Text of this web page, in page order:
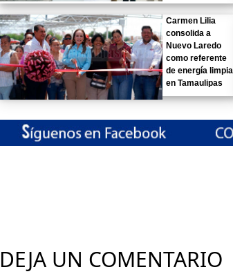
Carmen Lilia
consolida a
Nuevo Laredo
como referente
de energía limpia
en Tamaulipas
DEJA UN COMENTARIO